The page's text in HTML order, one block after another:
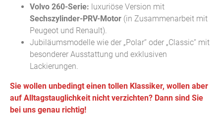
Volvo 260-Serie: luxuriöse Version mit
Sechszylinder-PRV-Motor (in Zusammenarbeit mit
Peugeot und Renault).
Jubiläumsmodelle wie der „Polar“ oder „Classic“ mit
besonderer Ausstattung und exklusiven
Lackierungen.
Sie wollen unbedingt einen tollen Klassiker, wollen aber
auf Alltagstauglichkeit nicht verzichten? Dann sind Sie
bei uns genau richtig!